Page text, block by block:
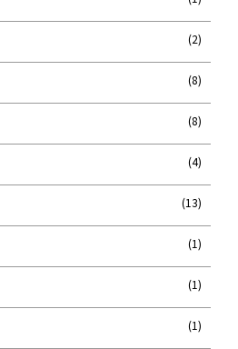
(2)
(8)
(8)
(4)
(13)
(1)
(1)
(1)